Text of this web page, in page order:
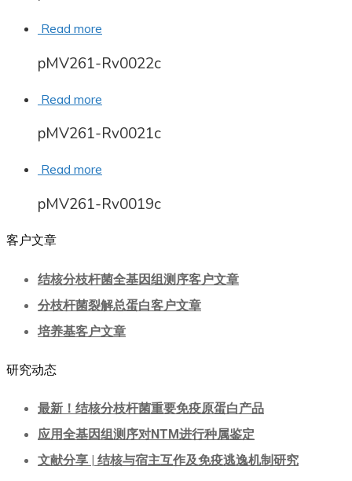
Read more
pMV261-Rv0022c
Read more
pMV261-Rv0021c
Read more
pMV261-Rv0019c
客户文章
结核分枝杆菌全基因组测序客户文章
分枝杆菌裂解总蛋白客户文章
培养基客户文章
研究动态
最新！结核分枝杆菌重要免疫原蛋白产品
应用全基因组测序对NTM进行种属鉴定
文献分享 | 结核与宿主互作及免疫逃逸机制研究